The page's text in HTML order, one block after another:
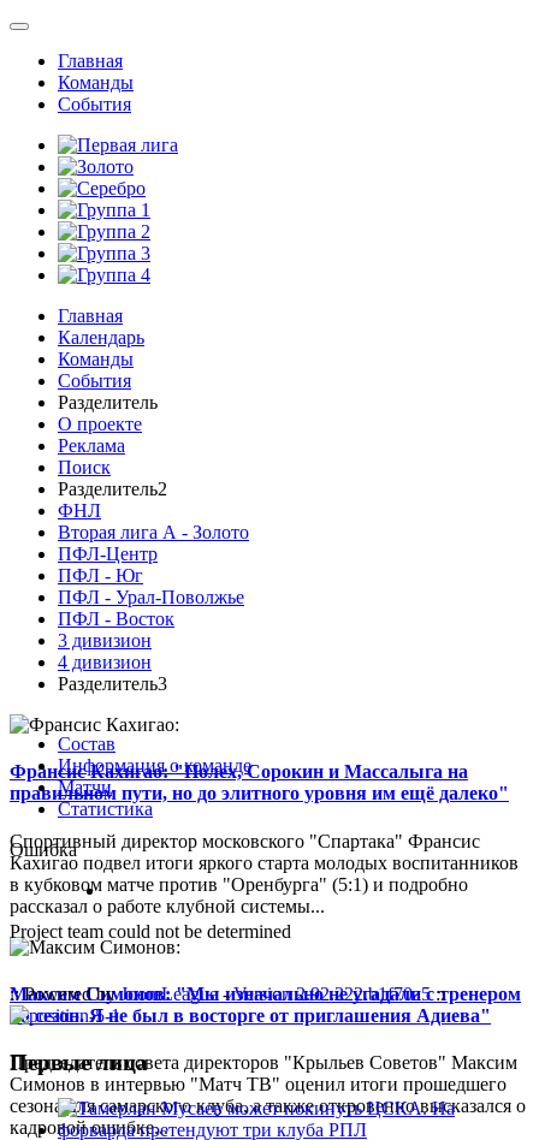
Главная
Команды
События
Главная
Календарь
Команды
События
Разделитель
О проекте
Реклама
Поиск
Разделитель2
ФНЛ
Вторая лига А - Золото
ПФЛ-Центр
ПФЛ - Юг
ПФЛ - Урал-Поволжье
ПФЛ - Восток
3 дивизион
4 дивизион
Разделитель3
Франсис Кахигао: "Полех, Сорокин и Массалыга на
правильном пути, но до элитного уровня им ещё далеко"
Спортивный директор московского "Спартака" Франсис
Кахигао подвел итоги яркого старта молодых воспитанников
в кубковом матче против "Оренбурга" (5:1) и подробно
рассказал о работе клубной системы...
Максим Симонов: "Мы изначально не угадали с тренером
на сезон. Я не был в восторге от приглашения Адиева"
Председатель совета директоров "Крыльев Советов" Максим
Симонов в интервью "Матч ТВ" оценил итоги прошедшего
сезона для самарского клуба, а также откровенно высказался о
кадровой ошибке...
Состав
Информация о команде
Матчи
Статистика
Ошибка
Project team could not be determined
:: Powered byJoomLeague-Version 2.92.222.b1f70a5::
Первые лица